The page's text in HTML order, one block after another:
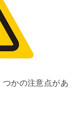
かの注意点があ